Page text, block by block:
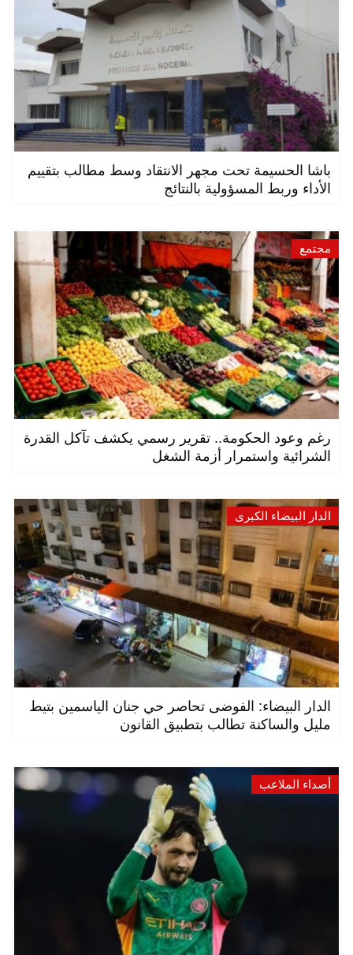
باشا الحسيمة تحت مجهر الانتقاد وسط مطالب بتقييم
الأداء وربط المسؤولية بالنتائج
مجتمع
رغم وعود الحكومة.. تقرير رسمي يكشف تآكل القدرة
الشرائية واستمرار أزمة الشغل
الدار البيضاء الكبرى
الدار البيضاء: الفوضى تحاصر حي جنان الياسمين بتيط
مليل والساكنة تطالب بتطبيق القانون
أصداء الملاعب